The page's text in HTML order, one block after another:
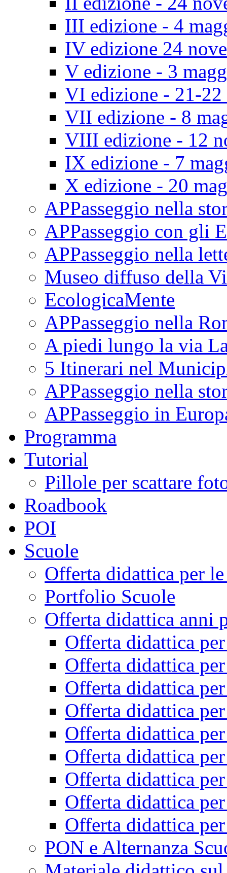
III edizione - 4
IV edizione 24
V edizione - 3
VI edizione - 21-22
VII edizione - 8
VIII edizione - 12
IX edizione - 7
X edizione - 20
APPasseggio nella
APPasseggio con gli
APPasseggio nella
Museo diffuso della
EcologicaMente
APPasseggio nella
A piedi lungo la via
5 Itinerari nel
APPasseggio nella
APPasseggio in
Programma
Tutorial
Pillole per scattare
Roadbook
POI
Scuole
Offerta didattica per
Portfolio Scuole
Offerta didattica anni
Offerta didattica
Offerta didattica
Offerta didattica
Offerta didattica
Offerta didattica
Offerta didattica
Offerta didattica
Offerta didattica
Offerta didattica
PON e Alternanza